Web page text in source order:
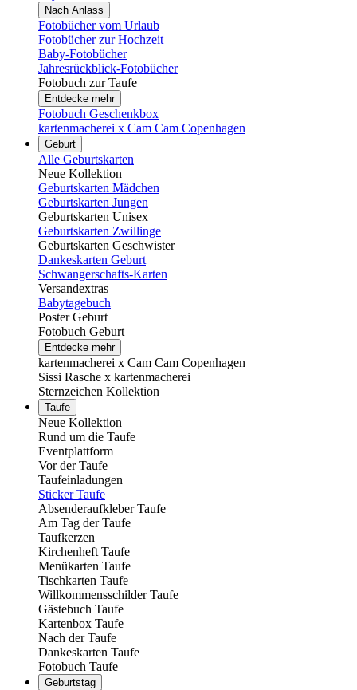
Nach Anlass
Fotobücher vom Urlaub
Fotobücher zur Hochzeit
Baby-Fotobücher
Jahresrückblick-Fotobücher
Fotobuch zur Taufe
Entdecke mehr
Fotobuch Geschenkbox
kartenmacherei x Cam Cam Copenhagen
Geburt
Alle Geburtskarten
Neue Kollektion
Geburtskarten Mädchen
Geburtskarten Jungen
Geburtskarten Unisex
Geburtskarten Zwillinge
Geburtskarten Geschwister
Dankeskarten Geburt
Schwangerschafts-Karten
Versandextras
Babytagebuch
Poster Geburt
Fotobuch Geburt
Entdecke mehr
kartenmacherei x Cam Cam Copenhagen
Sissi Rasche x kartenmacherei
Sternzeichen Kollektion
Taufe
Neue Kollektion
Rund um die Taufe
Eventplattform
Vor der Taufe
Taufeinladungen
Sticker Taufe
Absenderaufkleber Taufe
Am Tag der Taufe
Taufkerzen
Kirchenheft Taufe
Menükarten Taufe
Tischkarten Taufe
Willkommensschilder Taufe
Gästebuch Taufe
Kartenbox Taufe
Nach der Taufe
Dankeskarten Taufe
Fotobuch Taufe
Geburtstag